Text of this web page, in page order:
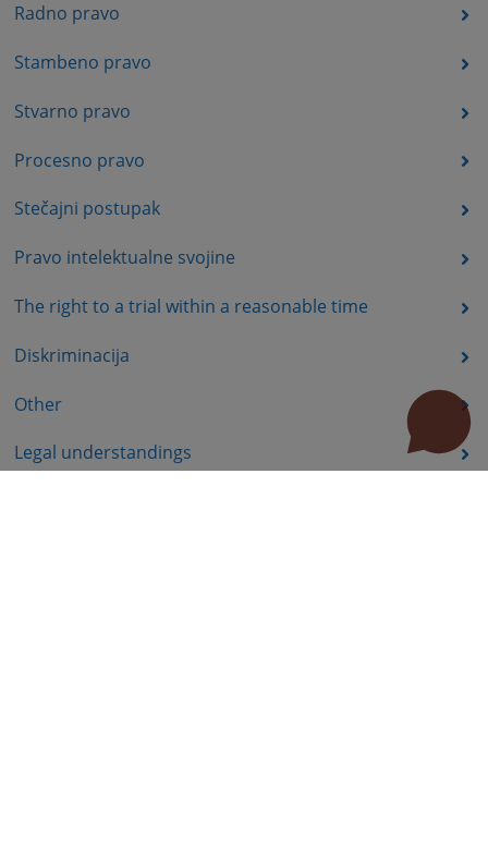
Radno pravo
Stambeno pravo
Stvarno pravo
Procesno pravo
Stečajni postupak
Pravo intelektualne svojine
The right to a trial within a reasonable time
Diskriminacija
Other
Legal understandings